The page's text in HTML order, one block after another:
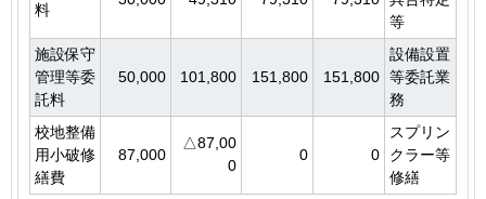
料
等
施設保守
管理等委
託料
50,000 101,800 151,800 151,800
設備設置
等委託業
務
校地整備
用小破修
繕費
87,000
△87,00
0
0 0
スプリン
クラー等
修繕